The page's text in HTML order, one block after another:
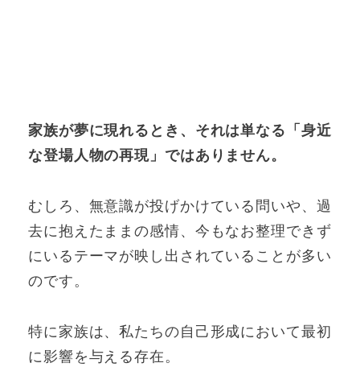
家族が夢に現れるとき、それは単なる「身近
な登場人物の再現」ではありません。
むしろ、無意識が投げかけている問いや、過
去に抱えたままの感情、今もなお整理できず
にいるテーマが映し出されていることが多い
のです。
特に家族は、私たちの自己形成において最初
に影響を与える存在。